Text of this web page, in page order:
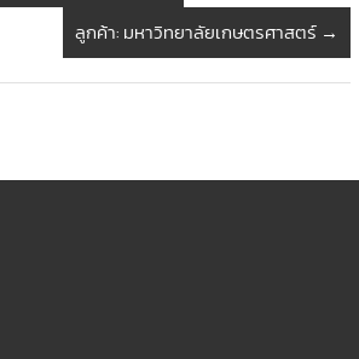
ลูกค้า: มหาวิทยาลัยเกษตรศาสตร์ →